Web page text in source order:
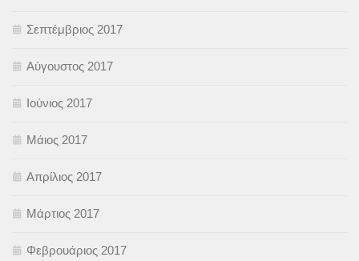
Σεπτέμβριος 2017
Αύγουστος 2017
Ιούνιος 2017
Μάιος 2017
Απρίλιος 2017
Μάρτιος 2017
Φεβρουάριος 2017